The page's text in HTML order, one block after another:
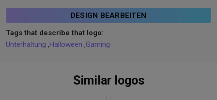
DESIGN BEARBEITEN
Tags that describe that logo:
Unterhaltung ,Halloween ,Gaming
Similar logos